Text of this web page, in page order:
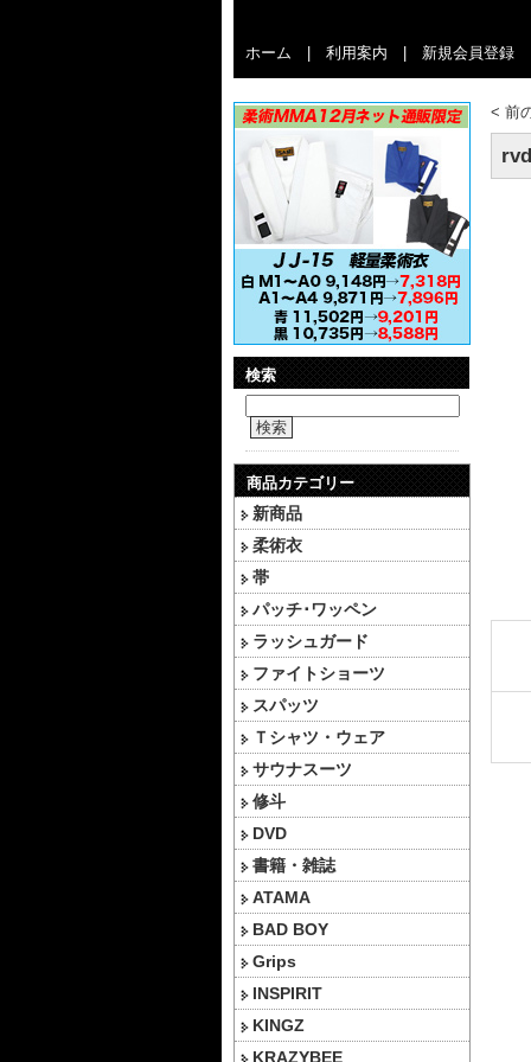
ホーム 利用案内 新規会員登録
検索
検索
商品カテゴリー
新商品
柔術衣
帯
パッチ･ワッペン
ラッシュガード
ファイトショーツ
スパッツ
Ｔシャツ・ウェア
サウナスーツ
修斗
DVD
書籍・雑誌
ATAMA
BAD BOY
Grips
INSPIRIT
KINGZ
KRAZYBEE
< 前